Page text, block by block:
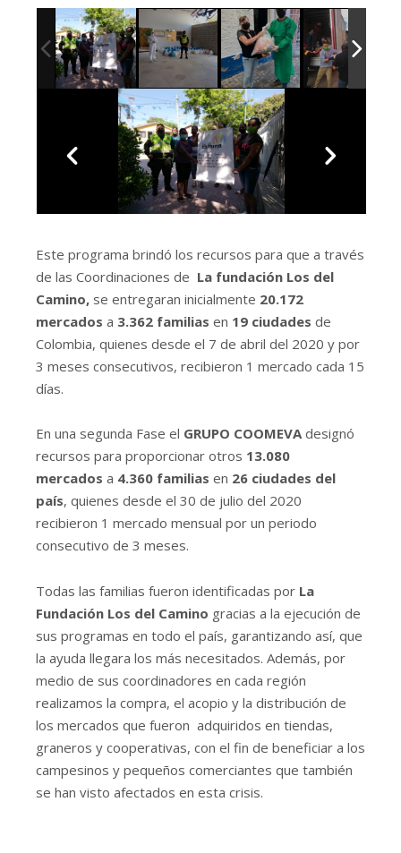
Este programa brindó los recursos para que a través
de las Coordinaciones de La fundación Los del
Camino, se entregaran inicialmente 20.172
mercados a 3.362 familias en 19 ciudades de
Colombia, quienes desde el 7 de abril del 2020 y por
3 meses consecutivos, recibieron 1 mercado cada 15
días.
En una segunda Fase el GRUPO COOMEVAdesignó
recursos para proporcionar otros 13.080
mercados a 4.360 familias en 26 ciudades del
país, quienes desde el 30 de julio del 2020
recibieron 1 mercado mensual por un periodo
consecutivo de 3 meses.
Todas las familias fueron identificadas por La
Fundación Los del Camino gracias a la ejecución de
sus programas en todo el país, garantizando así, que
la ayuda llegara los más necesitados. Además, por
medio de sus coordinadores en cada región
realizamos la compra, el acopio y la distribución de
los mercados que fueron adquiridos en tiendas,
graneros y cooperativas, con el fin de beneficiar a los
campesinos y pequeños comerciantes que también
se han visto afectados en esta crisis.